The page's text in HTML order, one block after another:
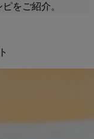
をご紹介。